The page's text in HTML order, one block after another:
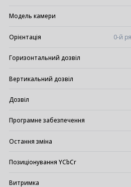
Модель камери
Орієнтація 0-й
Горизонтальний дозвіл
Вертикальний дозвіл
Дозвіл
Програмне забезпечення
Остання зміна
Позиціонування YCbCr
Витримка